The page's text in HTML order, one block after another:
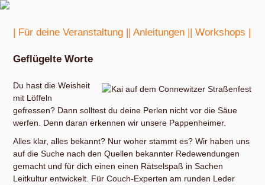
| Für deine Veranstaltung || Anleitungen || Workshops |
Geflügelte Worte
Du hast die Weisheit
mit Löffeln
gefressen? Dann solltest du deine Perlen nicht vor die Säue
werfen. Denn daran erkennen wir unsere Pappenheimer.
Alles klar, alles bekannt? Nur woher stammt es? Wir haben uns
auf die Suche nach den Quellen bekannter Redewendungen
gemacht und für dich einen einen Rätselspaß in Sachen
Leitkultur entwickelt. Für Couch-Experten am runden Leder